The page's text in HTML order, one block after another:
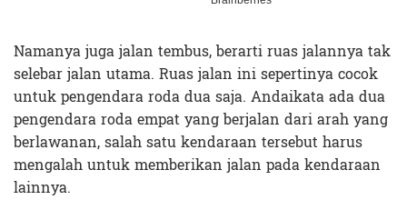
Namanya juga jalan tembus, berarti ruas jalannya tak
selebar jalan utama. Ruas jalan ini sepertinya cocok
untuk pengendara roda dua saja. Andaikata ada dua
pengendara roda empat yang berjalan dari arah yang
berlawanan, salah satu kendaraan tersebut harus
mengalah untuk memberikan jalan pada kendaraan
lainnya.